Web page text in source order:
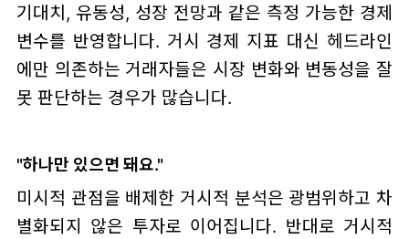
기대치, 유동성, 성장 전망과 같은 측정 가능한 경제
변수를 반영합니다. 거시 경제 지표 대신 헤드라인
에만 의존하는 거래자들은 시장 변화와 변동성을 잘
못 판단하는 경우가 많습니다.
"하나만 있으면 돼요."
미시적 관점을 배제한 거시적 분석은 광범위하고 차
별화되지 않은 투자로 이어집니다. 반대로 거시적